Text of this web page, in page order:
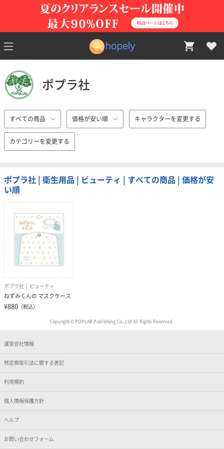
ポプラ社
すべての商品 価格が安い順 キャラクターを変更する
カテゴリーを変更する
ポプラ社 | 衛生用品 | ビューティ | すべての商品 | 価格が安
い順
ポプラ社 ビューティ
ねずみくんの マスクケース
¥880 （税込）
Copyright © POPLAR Publishing Co.,Ltd All Rights Reserved.
運営会社情報
特定商取引法に関する表記
利用規約
個人情報保護方針
ヘルプ
お問い合わせフォーム